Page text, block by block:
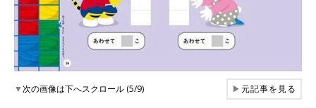
▼次の画像は下へスクロール (5/9) ▶元記事を見る